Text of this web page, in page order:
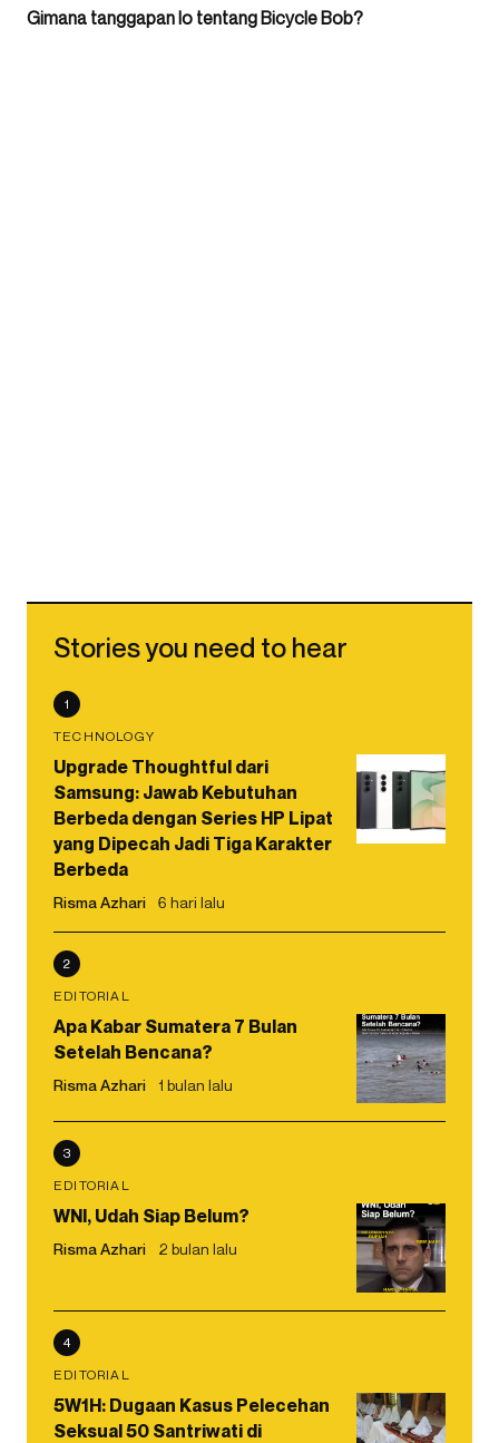
Gimana tanggapan lo tentang Bicycle Bob?
Stories you need to hear
1
TECHNOLOGY
Upgrade Thoughtful dari
Samsung: Jawab Kebutuhan
Berbeda dengan Series HP Lipat
yang Dipecah Jadi Tiga Karakter
Berbeda
Risma Azhari 6 hari lalu
2
EDITORIAL
Apa Kabar Sumatera 7 Bulan
Setelah Bencana?
Risma Azhari 1 bulan lalu
3
EDITORIAL
WNI, Udah Siap Belum?
Risma Azhari 2 bulan lalu
4
EDITORIAL
5W1H: Dugaan Kasus Pelecehan
Seksual 50 Santriwati di